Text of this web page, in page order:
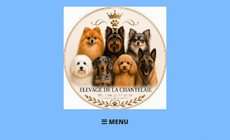
MENU